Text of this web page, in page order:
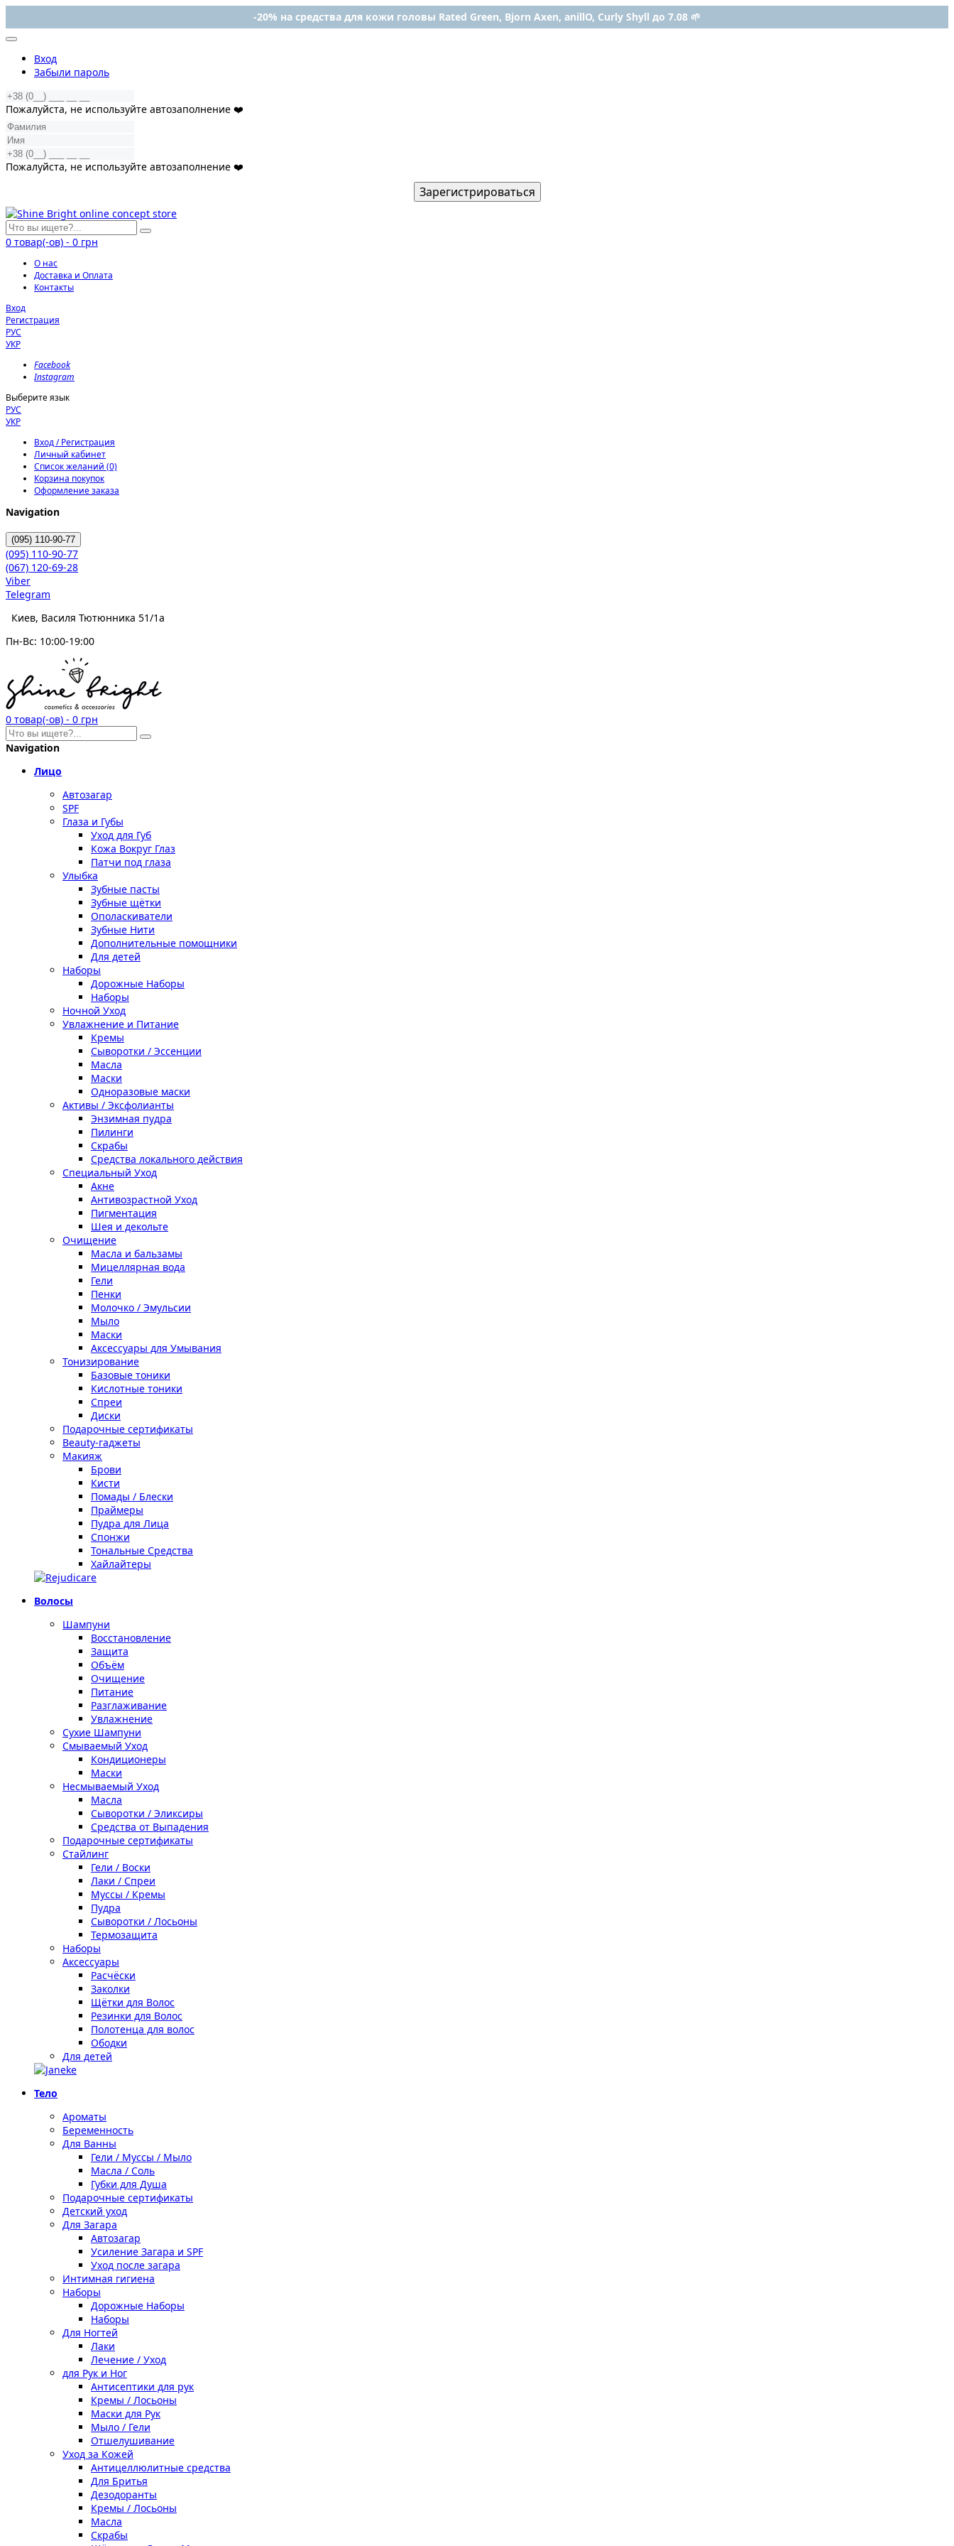
-20% на средства для кожи головы Rated Green, Bjorn Axen, anillO, Curly Shyll до 7.08 🌱
Вход
Забыли пароль
Пожалуйста, не используйте автозаполнение ❤️
Пожалуйста, не используйте автозаполнение ❤️
Зарегистрироваться
0 товар(-ов) - 0 грн
О нас
Доставка и Оплата
Контакты
Вход
Регистрация
РУС
УКР
Facebook
Instagram
Выберите язык
РУС
УКР
Вход / Регистрация
Личный кабинет
Список желаний (0)
Корзина покупок
Оформление заказа
Navigation
(095) 110-90-77
(095) 110-90-77
(067) 120-69-28
Viber
Telegram
Киев, Василя Тютюнника 51/1а
Пн-Вс: 10:00-19:00
0 товар(-ов) - 0 грн
Navigation
Лицо
Автозагар
SPF
Глаза и Губы
Уход для Губ
Кожа Вокруг Глаз
Патчи под глаза
Улыбка
Зубные пасты
Зубные щётки
Ополаскиватели
Зубные Нити
Дополнительные помощники
Для детей
Наборы
Дорожные Наборы
Наборы
Ночной Уход
Увлажнение и Питание
Кремы
Сыворотки / Эссенции
Масла
Маски
Одноразовые маски
Активы / Эксфолианты
Энзимная пудра
Пилинги
Скрабы
Средства локального действия
Специальный Уход
Акне
Антивозрастной Уход
Пигментация
Шея и декольте
Очищение
Масла и бальзамы
Мицеллярная вода
Гели
Пенки
Молочко / Эмульсии
Мыло
Маски
Аксессуары для Умывания
Тонизирование
Базовые тоники
Кислотные тоники
Спреи
Диски
Подарочные сертификаты
Beauty-гаджеты
Макияж
Брови
Кисти
Помады / Блески
Праймеры
Пудра для Лица
Спонжи
Тональные Средства
Хайлайтеры
Волосы
Шампуни
Восстановление
Защита
Объём
Очищение
Питание
Разглаживание
Увлажнение
Сухие Шампуни
Смываемый Уход
Кондиционеры
Маски
Несмываемый Уход
Масла
Сыворотки / Эликсиры
Средства от Выпадения
Подарочные сертификаты
Стайлинг
Гели / Воски
Лаки / Спреи
Муссы / Кремы
Пудра
Сыворотки / Лосьоны
Термозащита
Наборы
Аксессуары
Расчёски
Заколки
Щётки для Волос
Резинки для Волос
Полотенца для волос
Ободки
Для детей
Тело
Ароматы
Беременность
Для Ванны
Гели / Муссы / Мыло
Масла / Соль
Губки для Душа
Подарочные сертификаты
Детский уход
Для Загара
Автозагар
Усиление Загара и SPF
Уход после загара
Интимная гигиена
Наборы
Дорожные Наборы
Наборы
Для Ногтей
Лаки
Лечение / Уход
для Рук и Ног
Антисептики для рук
Кремы / Лосьоны
Маски для Рук
Мыло / Гели
Отшелушивание
Уход за Кожей
Антицеллюлитные средства
Для Бритья
Дезодоранты
Кремы / Лосьоны
Масла
Скрабы